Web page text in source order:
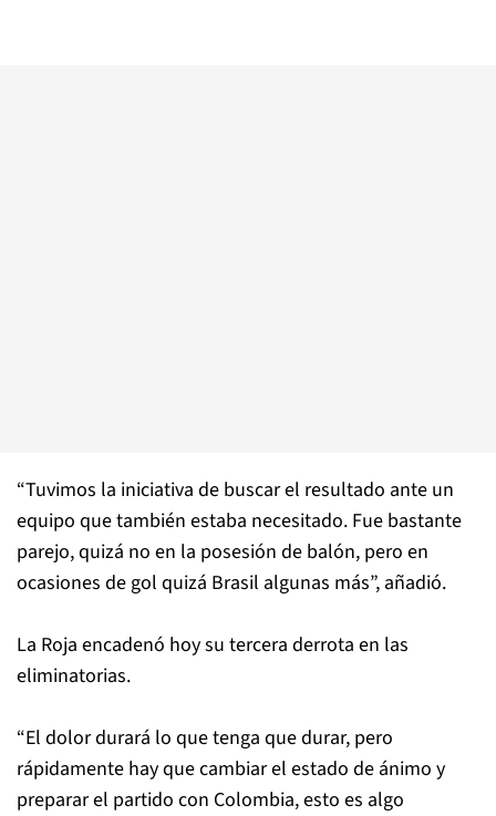
“Tuvimos la iniciativa de buscar el resultado ante un
equipo que también estaba necesitado. Fue bastante
parejo, quizá no en la posesión de balón, pero en
ocasiones de gol quizá Brasil algunas más”, añadió.
La Roja encadenó hoy su tercera derrota en las
eliminatorias.
“El dolor durará lo que tenga que durar, pero
rápidamente hay que cambiar el estado de ánimo y
preparar el partido con Colombia, esto es algo